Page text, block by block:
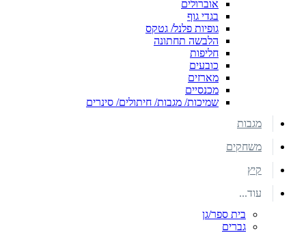
אוברולים
בגדי גוף
גופיות פלנל/ גטקס
הלבשה תחתונה
חליפות
כובעים
מארזים
מכנסיים
שמיכות/ מגבות/ חיתולים/ סינרים
מגבות
משחקים
קיץ
עוד...
בית ספר/גן
גברים